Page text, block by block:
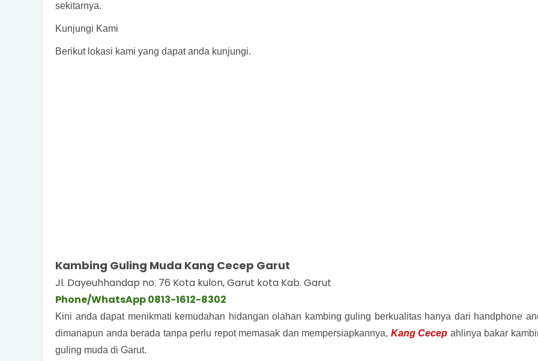
sekitarnya.
Kunjungi Kami
Berikut lokasi kami yang dapat anda kunjungi.
Kambing Guling Muda Kang Cecep Garut
Jl. Dayeuhhandap no. 76 Kota kulon, Garut kota Kab. Garut
Phone/WhatsApp 0813-1612-8302
Kini anda dapat menikmati kemudahan hidangan olahan kambing guling berkualitas hanya dari handphone
dimanapun anda berada tanpa perlu repot memasak dan mempersiapkannya, Kang Cecep ahlinya bakar
guling muda di Garut.